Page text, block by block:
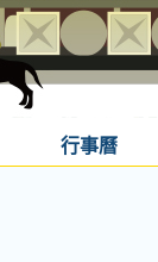
行事曆